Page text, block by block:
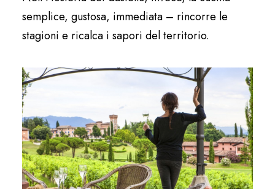
semplice, gustosa, immediata – rincorre le
stagioni e ricalca i sapori del territorio.